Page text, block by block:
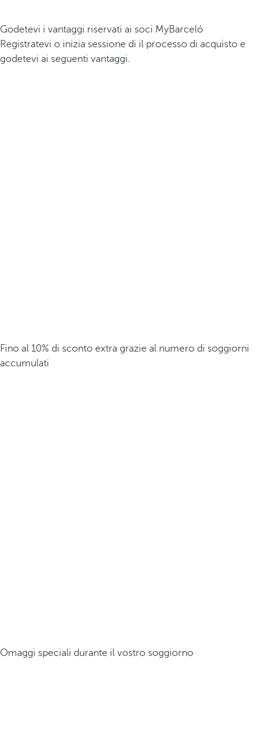
Godetevi i vantaggi riservati ai soci MyBarceló
Registratevi o inizia sessione di il processo di acquisto e
godetevi ai seguenti vantaggi.
Fino al 10% di sconto extra grazie al numero di soggiorni
accumulati
Omaggi speciali durante il vostro soggiorno